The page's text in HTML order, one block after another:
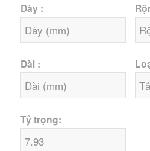
Dày :
Dài :
Tỷ trọng: